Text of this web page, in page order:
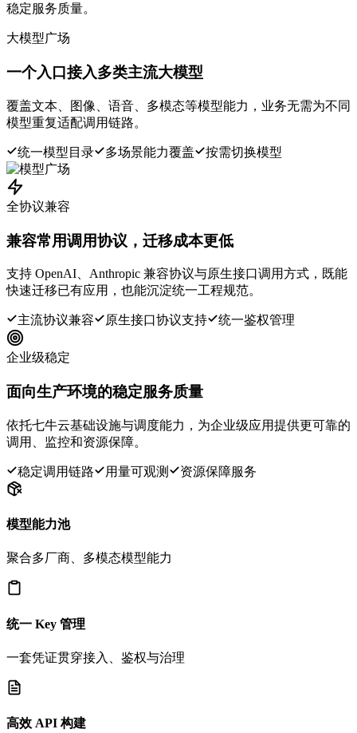
稳定服务质量。
大模型广场
一个入口接入多类主流大模型
覆盖文本、图像、语音、多模态等模型能力，业务无需为不同
模型重复适配调用链路。
统一模型目录 多场景能力覆盖 按需切换模型
全协议兼容
兼容常用调用协议，迁移成本更低
支持 OpenAI、Anthropic 兼容协议与原生接口调用方式，既能
快速迁移已有应用，也能沉淀统一工程规范。
主流协议兼容 原生接口协议支持 统一鉴权管理
企业级稳定
面向生产环境的稳定服务质量
依托七牛云基础设施与调度能力，为企业级应用提供更可靠的
调用、监控和资源保障。
稳定调用链路 用量可观测 资源保障服务
模型能力池
聚合多厂商、多模态模型能力
统一 Key 管理
一套凭证贯穿接入、鉴权与治理
高效 API 构建